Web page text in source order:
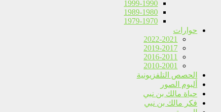
1999-1990
1989-1980
1979-1970
حوارات
2022-2021
2019-2017
2016-2011
2010-2001
الحصص التلفزيونية
ألبوم الصور
حياة مالك بن نبي
فكر مالك بن نبي